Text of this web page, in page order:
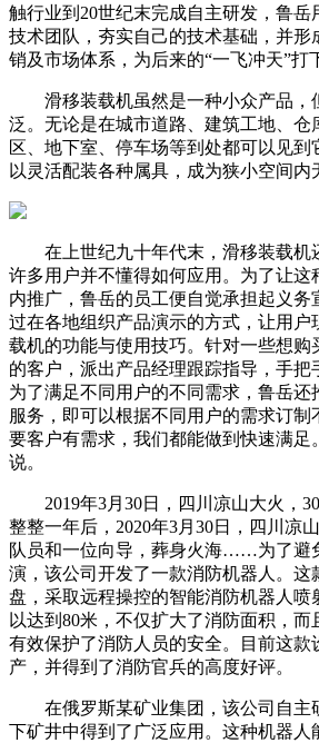
触行业到20世纪末完成自主研发，鲁岳
技术团队，夯实自己的技术基础，并形
销及市场体系，为后来的“一飞冲天”打
滑移装载机虽然是一种小众产品，
泛。无论是在城市道路、建筑工地、仓
区、地下室、停车场等到处都可以见
以灵活配装各种属具，成为狭小空间内
在上世纪九十年代末，滑移装载机还
许多用户并不懂得如何应用。为了让这
内推广，鲁岳的员工便自觉承担起义务
过在各地组织产品演示的方式，让用户
载机的功能与使用技巧。针对一些想购
的客户，派出产品经理跟踪指导，手把
为了满足不同用户的不同需求，鲁岳还
服务，即可以根据不同用户的需求订制
要客户有需求，我们都能做到快速满足
说。
2019年3月30日，四川凉山大火，30
整整一年后，2020年3月30日，四川凉
队员和一位向导，葬身火海……为了避
演，该公司开发了一款消防机器人。这
盘，采取远程操控的智能消防机器人喷
以达到80米，不仅扩大了消防面积，而
有效保护了消防人员的安全。目前这款
产，并得到了消防官兵的高度好评。
在俄罗斯某矿业集团，该公司自主
下矿井中得到了广泛应用。这种机器人